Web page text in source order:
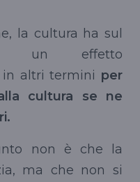
la cultura ha sul
un effetto
in altri termini per
cultura se ne
non è che la
ma che non si